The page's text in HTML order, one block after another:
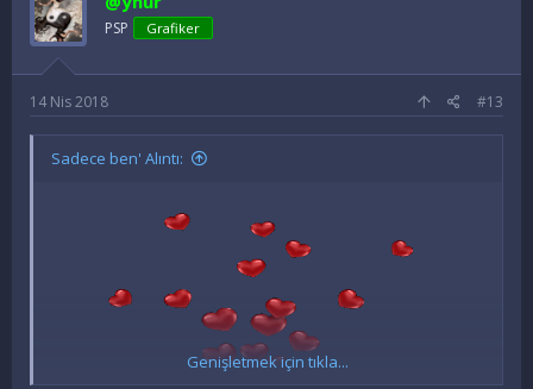
l
e
r
:
PSP Grafiker
14 Nis 2018 #13
Sadece ben' Alıntı:
Genişletmek için tıkla...